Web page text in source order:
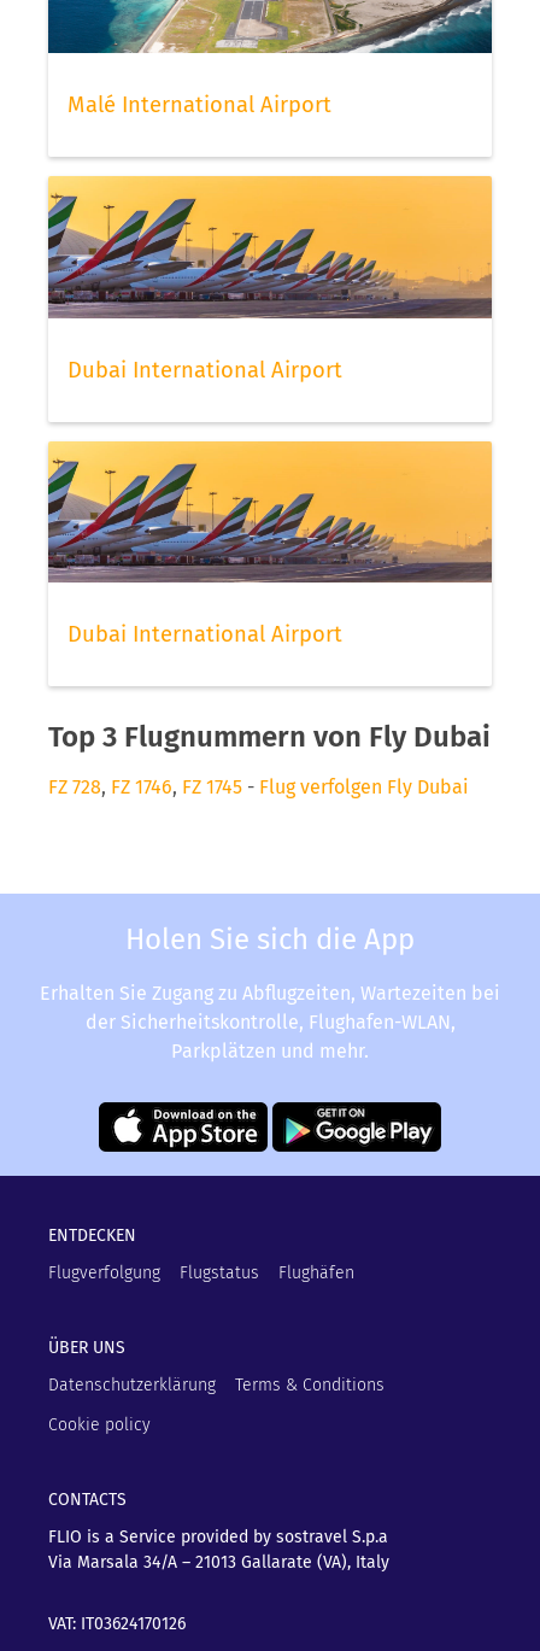
Malé International Airport
Dubai International Airport
Dubai International Airport
Top 3 Flugnummern von Fly Dubai
FZ 728, FZ 1746, FZ 1745 - Flug verfolgen Fly Dubai
Holen Sie sich die App
Erhalten Sie Zugang zu Abflugzeiten, Wartezeiten bei
der Sicherheitskontrolle, Flughafen-WLAN,
Parkplätzen und mehr.
ENTDECKEN
Flugverfolgung
Flugstatus Flughäfen
ÜBER UNS
Datenschutzerklärung
Terms & Conditions
Cookie policy
CONTACTS
FLIO is a Service provided by sostravel S.p.a
Via Marsala 34/A – 21013 Gallarate (VA), Italy
VAT: IT03624170126